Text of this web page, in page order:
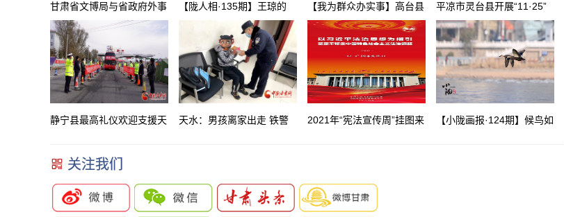
甘肃省文博局与省政府外事
办对接座谈明年“一会一节”
有关工作
【陇人相·135期】王琼的
“鬼点子”片警生涯
【我为群众办实事】高台县
东苑社区：扎实推进科普教
育 提升居民科学素养
平凉市灵台县开展“11·25”
国际反家暴日集中宣传活动
静宁县最高礼仪欢迎支援天 天水：男孩离家出走 铁警 2021年“宪法宣传周”挂图来 【小陇画报·124期】候鸟如
关注我们